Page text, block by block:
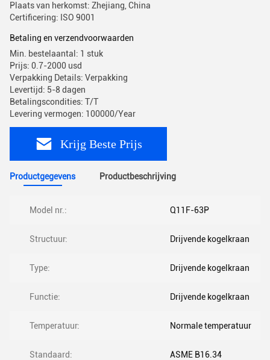
Plaats van herkomst: Zhejiang, China
Certificering: ISO 9001
Betaling en verzendvoorwaarden
Min. bestelaantal: 1 stuk
Prijs: 0.7-2000 usd
Verpakking Details: Verpakking
Levertijd: 5-8 dagen
Betalingscondities: T/T
Levering vermogen: 100000/Year
Krijg Beste Prijs
Productgegevens Productbeschrijving
Model nr.: Q11F-63P
Structuur: Drijvende kogelkraan
Type: Drijvende kogelkraan
Functie: Drijvende kogelkraan
Temperatuur: Normale temperatuur
Standaard: ASME B16.34